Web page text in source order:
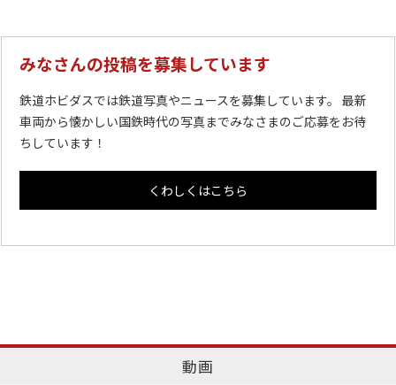
みなさんの投稿を募集しています
鉄道ホビダスでは鉄道写真やニュースを募集しています。 最新
車両から懐かしい国鉄時代の写真までみなさまのご応募をお待
ちしています！
くわしくはこちら
動画